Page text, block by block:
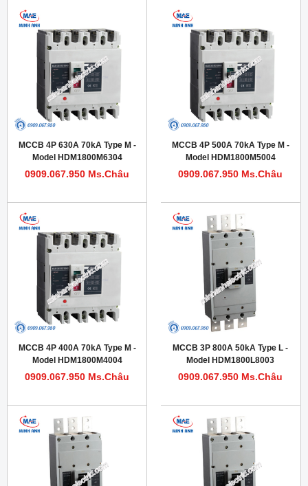
MCCB 4P 630A 70kA Type M -
Model HDM1800M6304
0909.067.950 Ms.Châu
MCCB 4P 500A 70kA Type M -
Model HDM1800M5004
0909.067.950 Ms.Châu
MCCB 4P 400A 70kA Type M -
Model HDM1800M4004
0909.067.950 Ms.Châu
MCCB 3P 800A 50kA Type L -
Model HDM1800L8003
0909.067.950 Ms.Châu